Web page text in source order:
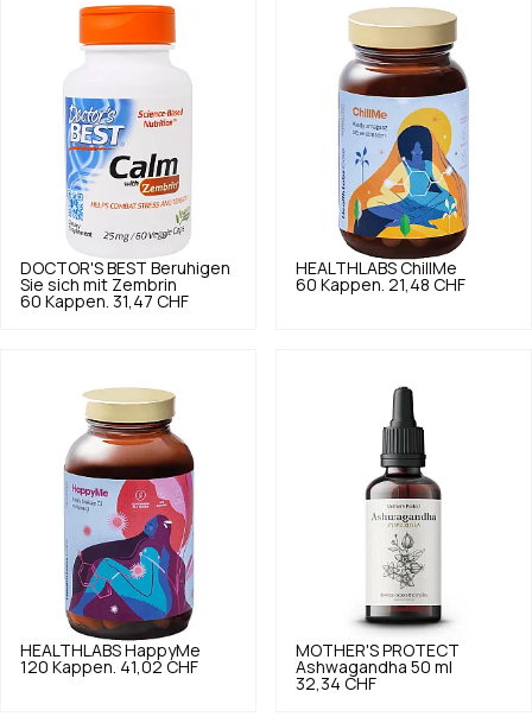
DOCTOR'S BEST Beruhigen
Sie sich mit Zembrin
60 Kappen. 31,47 CHF
HEALTHLABS ChillMe
60 Kappen. 21,48 CHF
HEALTHLABS HappyMe
120 Kappen. 41,02 CHF
MOTHER'S PROTECT
Ashwagandha 50 ml
32,34 CHF